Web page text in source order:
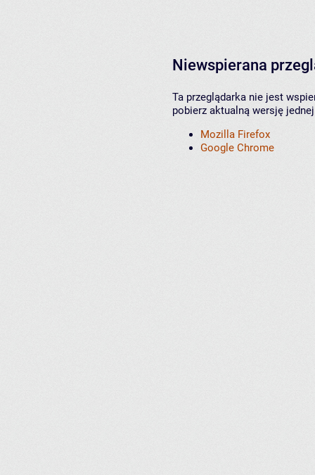
Niewspierana
Ta przeglądarka nie jest
pobierz aktualną wersję
Mozilla Firefox
Google Chrome